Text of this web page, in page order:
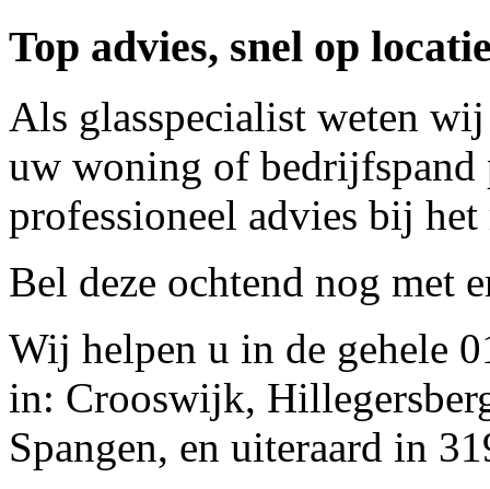
Top advies, snel op
Als glasspecialist weten
uw woning of bedrijfspand
professioneel advies bij
Bel deze ochtend nog met
Wij helpen u in de gehele
in: Crooswijk,
Spangen, en uiteraard in